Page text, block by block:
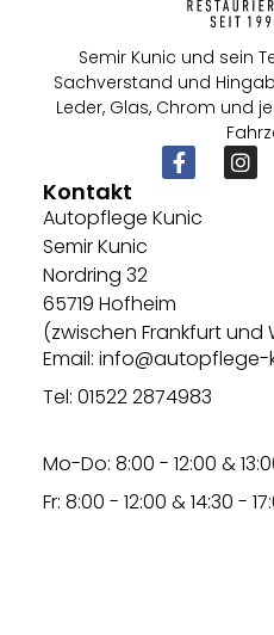
Semir Kunic und sein
Sachverstand und
Leder, Glas, Chrom und
Kontakt
Autopflege Kunic
Semir Kunic
Nordring 32
65719 Hofheim
(zwischen Frankfurt und
Email: info@autopflege-
Tel: 01522 2874983
Mo-Do: 8:00 - 12:00 &
Fr: 8:00 - 12:00 & 14:30 -